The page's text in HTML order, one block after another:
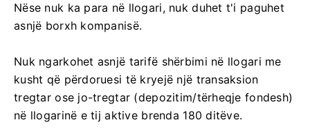
Nëse nuk ka para në llogari, nuk duhet t'i paguhet
asnjë borxh kompanisë.
Nuk ngarkohet asnjë tarifë shërbimi në llogari me
kusht që përdoruesi të kryejë një transaksion
tregtar ose jo-tregtar (depozitim/tërheqje fondesh)
në llogarinë e tij aktive brenda 180 ditëve.